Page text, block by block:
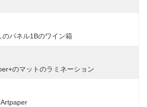
パネル1Bのワイン箱
のマットのラミネーション